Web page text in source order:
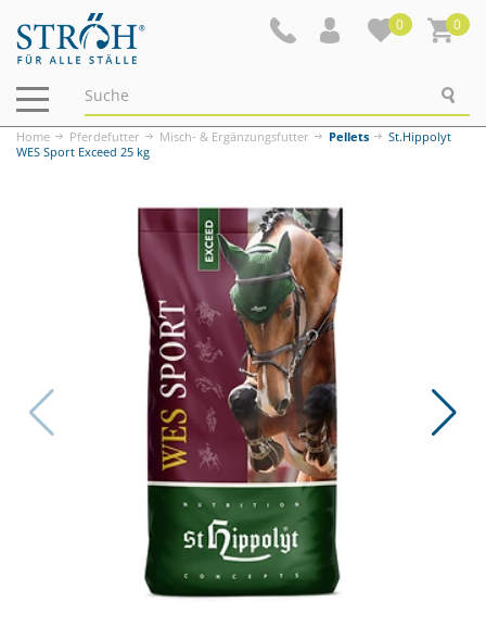
0 0
Navigation
ein-/ausblenden
Home Pferdefutter Misch- & Ergänzungsfutter Pellets
St.Hippolyt
WES Sport Exceed 25 kg